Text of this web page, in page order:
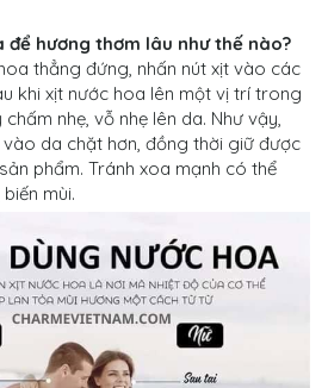
để hương thơm lâu như thế nào?
thẳng đứng, nhấn nút xịt vào các
khi xịt nước hoa lên một vị trí trong
nhẹ, vỗ nhẹ lên da. Như vậy,
vào da chặt hơn, đồng thời giữ được
phẩm. Tránh xoa mạnh có thể
mùi.